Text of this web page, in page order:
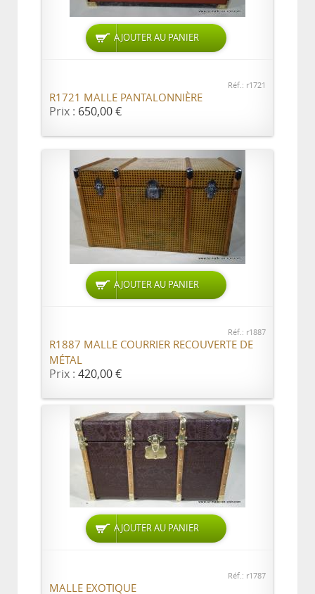
AJOUTER AU PANIER
Réf.: r1721
R1721 MALLE PANTALONNIÈRE
Prix : 650,00 €
AJOUTER AU PANIER
Réf.: r1887
R1887 MALLE COURRIER RECOUVERTE DE
MÉTAL
Prix : 420,00 €
AJOUTER AU PANIER
Réf.: r1787
MALLE EXOTIQUE